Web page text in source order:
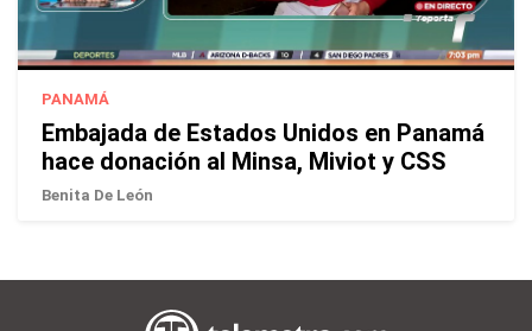
PANAMÁ
Embajada de Estados Unidos en Panamá
hace donación al Minsa, Miviot y CSS
Benita De León